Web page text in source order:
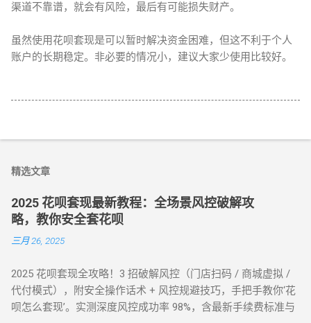
渠道不靠谱，就会有风险，最后有可能损失财产。
虽然使用花呗套现是可以暂时解决资金困难，但这不利于个人
账户的长期稳定。非必要的情况小，建议大家少使用比较好。
精选文章
2025 花呗套现最新教程：全场景风控破解攻
略，教你安全套花呗
三月 26, 2025
2025 花呗套现全攻略！3 招破解风控（门店扫码 / 商城虚拟 /
代付模式），附安全操作话术 + 风控规避技巧，手把手教你‘花
呗怎么套现’。实测深度风控成功率 98%，含最新手续费标准与